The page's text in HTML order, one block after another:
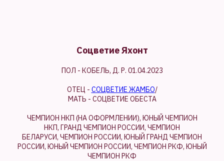
Соцветие Яхонт
ПОЛ - КОБЕЛЬ, Д. Р. 01.04.2023
ОТЕЦ - СОЦВЕТИЕ ЖАМБО/
МАТЬ - СОЦВЕТИЕ ОБЕСТА
ЧЕМПИОН НКП (НА ОФОРМЛЕНИИ), ЮНЫЙ ЧЕМПИОН
НКП, ГРАНД ЧЕМПИОН РОССИИ, ЧЕМПИОН
БЕЛАРУСИ, ЧЕМПИОН РОССИИ, ЮНЫЙ ГРАНД ЧЕМПИОН
РОССИИ, ЮНЫЙ ЧЕМПИОН РОССИИ, ЧЕМПИОН РКФ, ЮНЫЙ
ЧЕМПИОН РКФ